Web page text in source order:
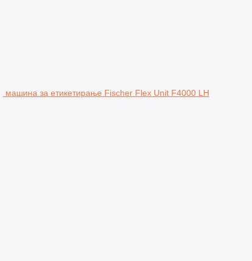
машина за етикетирање Fischer Flex Unit F4000 LH